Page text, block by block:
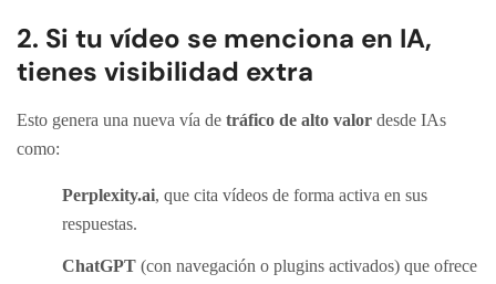
2. Si tu vídeo se menciona en IA,
tienes visibilidad extra
Esto genera una nueva vía de tráfico de alto valor desde IAs
como:
Perplexity.ai, que cita vídeos de forma activa en sus
respuestas.
ChatGPT (con navegación o plugins activados) que ofrece